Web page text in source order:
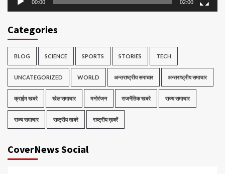
00:00 02:00
Categories
BLOG SCIENCE SPORTS STORIES TECH
UNCATEGORIZED WORLD अन्तराष्ट्रीय समाचार अन्तराष्ट्रीय समाचार
क्राईम खबरे खेल समाचार मनोरंजन राजनैतिक खबरे राज्य समाचार
राज्य समाचार राष्ट्रीय खबरे राष्ट्रीय ख़बरें
CoverNews Social